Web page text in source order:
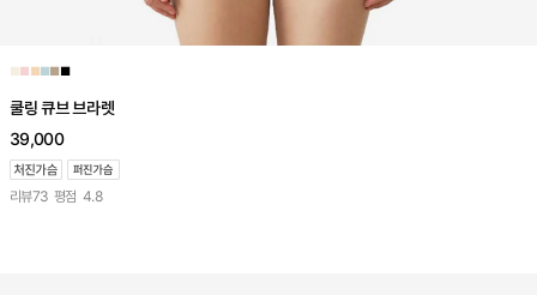
■■■■■■
쿨링 큐브 브라렛
39,000
리뷰73 평점 4.8